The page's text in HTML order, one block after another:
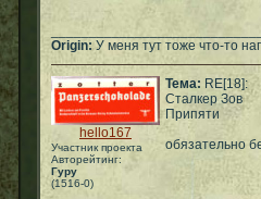
Origin:У меня тут тоже что-то
hello167
Участник проекта
Авторейтинг:
Гуру
(1516-0)
Тема: RE[18]:
Сталкер Зов
Припяти
обязательно